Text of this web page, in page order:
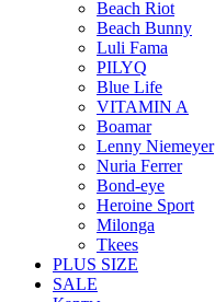
Beach Riot
Beach Bunny
Luli Fama
PILYQ
Blue Life
VITAMIN A
Boamar
Lenny Niemeyer
Nuria Ferrer
Bond-eye
Heroine Sport
Milonga
Tkees
PLUS SIZE
SALE